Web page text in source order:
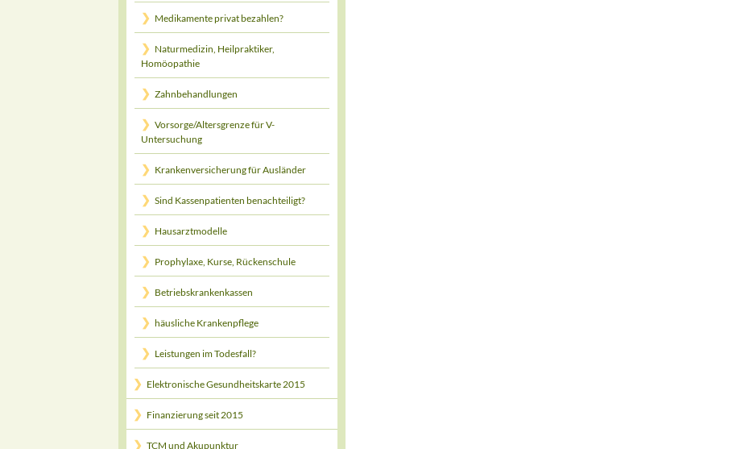
Medikamente privat bezahlen?
Naturmedizin, Heilpraktiker,
Homöopathie
Zahnbehandlungen
Vorsorge/Altersgrenze für V-
Untersuchung
Krankenversicherung für Ausländer
Sind Kassenpatienten benachteiligt?
Hausarztmodelle
Prophylaxe, Kurse, Rückenschule
Betriebskrankenkassen
häusliche Krankenpflege
Leistungen im Todesfall?
Elektronische Gesundheitskarte 2015
Finanzierung seit 2015
TCM und Akupunktur